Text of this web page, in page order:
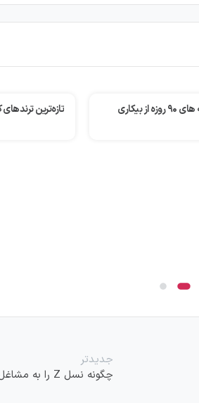
در ۲۰۲۴ ۲۰ کتاب ضروری از میلیاردرهای موفق
جدیدتر
چگونه نسل Z را به مشاغل ساختمانی جذب کنیم؟